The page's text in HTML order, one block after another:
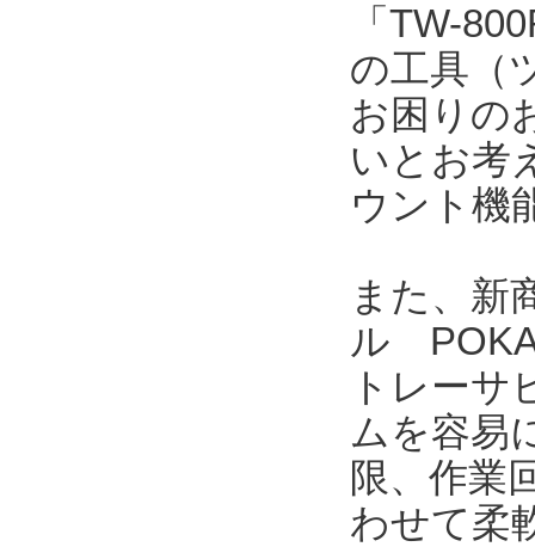
「TW-
の工具（
お困りの
いとお考
ウント機
また、新
ル
トレーサ
ムを容易
限、作業
わせて柔